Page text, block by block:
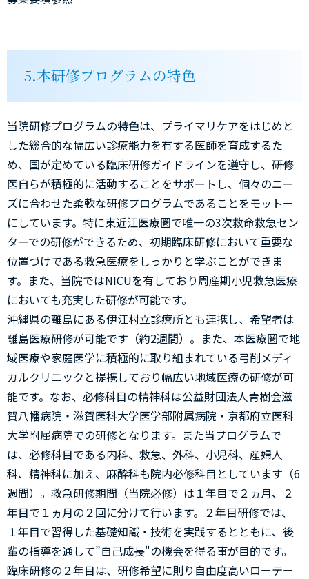
5.本研修プログラムの特色
当院研修プログラムの特色は、プライマリケアをはじめと
した総合的な幅広い診療能力を有する医師を育成するた
め、国が定めている臨床研修ガイドラインを遵守し、研修
医自らが積極的に活動することをサポートし、個々のニー
ズに合わせた柔軟な研修プログラムであることをモットー
にしています。特に東近江医療圏で唯一の3次救命救急セン
ターでの研修ができるため、初期臨床研修において重要な
位置づけである救急医療をしっかりと学ぶことができま
す。また、当院ではNICUを有しており周産期小児救急医療
においても充実した研修が可能です。
沖縄県の離島にある伊江村立診療所とも連携し、希望者は
離島医療研修が可能です（約2週間）。また、本医療圏で地
域医療や家庭医学に積極的に取り組まれている弓削メディ
カルクリニックと提携しており幅広い地域医療の研修が可
能です。なお、必修科目の精神科は公益財団法人青樹会滋
賀八幡病院・滋賀医科大学医学部附属病院・京都府立医科
大学附属病院での研修となります。また当プログラムで
は、必修科目である内科、救急、外科、小児科、産婦人
科、精神科に加え、麻酔科も院内必修科目としています（6
週間）。救急研修期間（当院必修）は１年目で２ヵ月、２
年目で１ヵ月の２回に分けて行います。２年目研修では、
１年目で習得した基礎知識・技術を実践するとともに、後
輩の指導を通して”自己成長"の機会を得る事が目的です。
臨床研修の２年目は、研修希望に則り自由度高いローテー